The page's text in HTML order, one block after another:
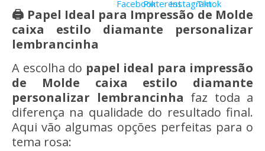
🖨️ Papel Ideal para Impressão de Molde
caixa estilo diamante personalizar
lembrancinha
A escolha do papel ideal para impressão
de Molde caixa estilo diamante
personalizar lembrancinha faz toda a
diferença na qualidade do resultado final.
Aqui vão algumas opções perfeitas para o
tema rosa: